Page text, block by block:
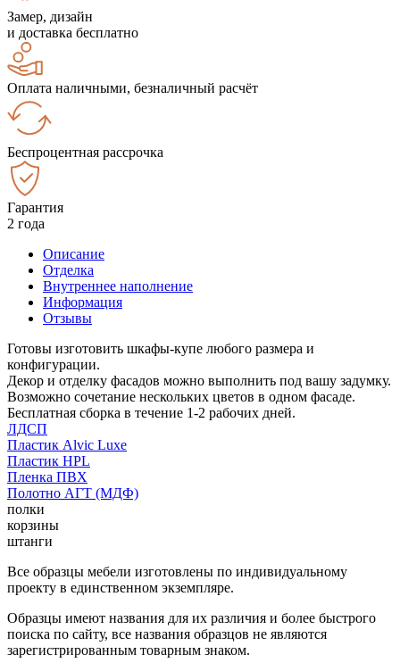
Замер, дизайн
и доставка бесплатно
Оплата наличными, безналичный расчёт
Беспроцентная рассрочка
Гарантия
2 года
Описание
Отделка
Внутреннее наполнение
Информация
Отзывы
Готовы изготовить шкафы-купе любого размера и
конфигурации.
Декор и отделку фасадов можно выполнить под вашу задумку.
Возможно сочетание нескольких цветов в одном фасаде.
Бесплатная сборка в течение 1-2 рабочих дней.
ЛДСП
Пластик Alvic Luxe
Пластик HPL
Пленка ПВХ
Полотно АГТ (МДФ)
полки
корзины
штанги
Все образцы мебели изготовлены по индивидуальному
проекту в единственном экземпляре.
Образцы имеют названия для их различия и более быстрого
поиска по сайту, все названия образцов не являются
зарегистрированным товарным знаком.